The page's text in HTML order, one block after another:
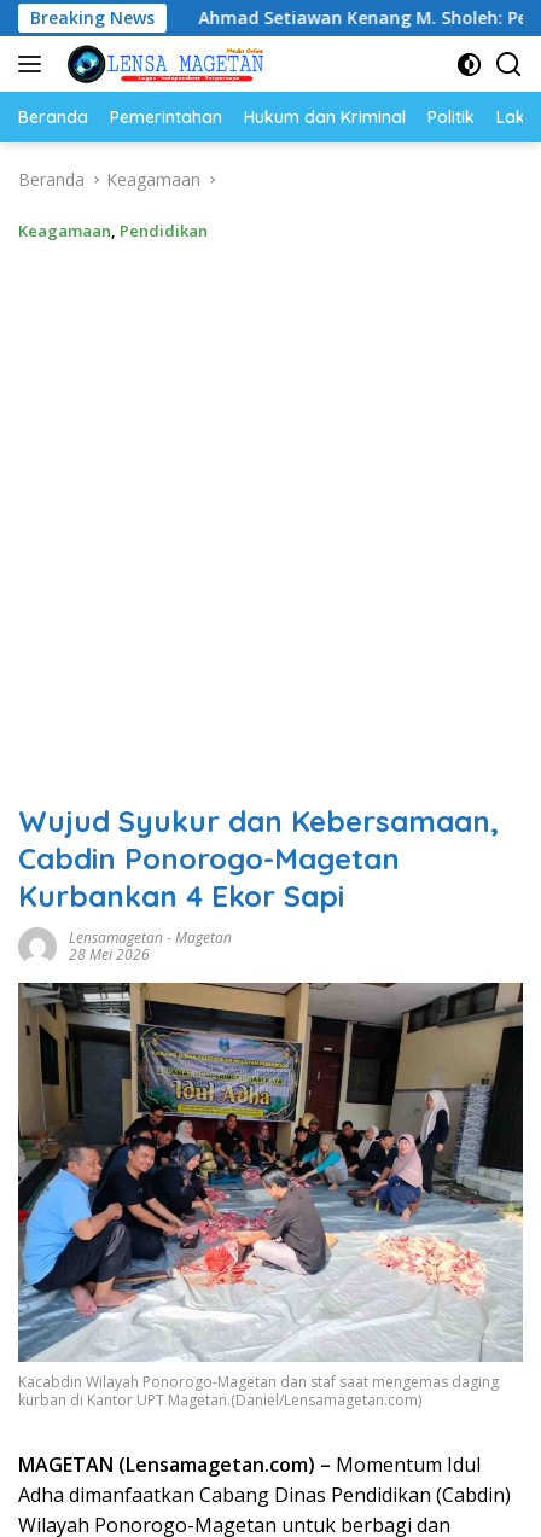
Langsung
ke
konten
Breaking News
Ahmad Setiawan Kenang M. Sholeh: Pejuang Keadilan
Beranda Pemerintahan Hukum dan Kriminal Politik
Beranda Keagamaan
Keagamaan, Pendidikan
Wujud Syukur dan Kebersamaan,
Cabdin Ponorogo-Magetan
Kurbankan 4 Ekor Sapi
Lensamagetan-Magetan
28 Mei 2026
Kacabdin Wilayah Ponorogo-Magetan dan staf saat mengemas daging
kurban di Kantor UPT Magetan.(Daniel/Lensamagetan.com)
MAGETAN (Lensamagetan.com) – Momentum Idul
Adha dimanfaatkan Cabang Dinas Pendidikan (Cabdin)
Wilayah Ponorogo-Magetan untuk berbagi dan